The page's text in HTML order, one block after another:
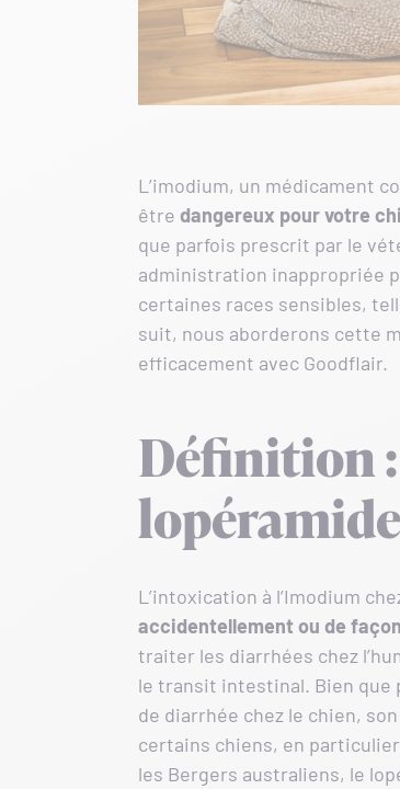
L’imodium, un médicament
être dangereux pour votre
que parfois prescrit par le
administration inappropriée
certaines races sensibles,
suit, nous aborderons cette
efficacement avec Goodflair.
Définition :
L’intoxication à l’Imodium
accidentellement ou de
traiter les diarrhées chez
le transit intestinal. Bien que
de diarrhée chez le chien,
certains chiens, en
les Bergers australiens, le